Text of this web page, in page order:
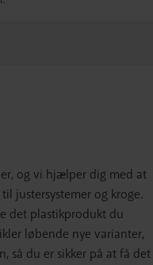
og vi hjælper dig med at
justersystemer og kroge.
det plastikprodukt du
løbende nye varianter,
så du er sikker på at få det